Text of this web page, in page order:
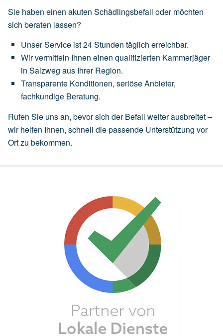
Sie haben einen akuten Schädlingsbefall oder möchten
sich beraten lassen?
UnserService ist24 Stunden täglich erreichbar.
Wirvermitteln Ihnen einen qualifizierten Kammerjäger
in Salzweg aus Ihrer Region.
Transparente Konditionen, seriöseAnbieter,
fachkundige Beratung.
Rufen Sie uns an, bevor sich der Befall weiter ausbreitet –
wir helfen Ihnen, schnell die passende Unterstützung vor
Ort zu bekommen.